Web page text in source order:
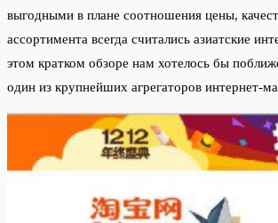
выгодными в плане соотношения цены,
ассортимента всегда считались азиатские
этом кратком обзоре нам хотелось бы
один из крупнейших агрегаторов интернет-